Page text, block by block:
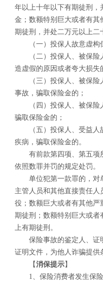
年以上十年以下有期徒刑，
金；数额特别巨大或者有
期徒刑，并处二万元以上二
（一）投保人故意虚
（二）投保人、被保
造虚假的原因或者夸大损失
（三）投保人、被保
事故，骗取保险金的；
（四）投保人、被保
骗取保险金的；
（五）投保人、受益
疾病，骗取保险金的。
有前款第四项、第五项
依照数罪并罚的规定处罚。
单位犯第一款罪的，对
主管人员和其他直接责任
役；数额巨大或者有其他
期徒刑；数额特别巨大或者
上有期徒刑。
保险事故的鉴定人、证
证明文件，为他人诈骗提供
【消保提示】
1、保险消费者发生保